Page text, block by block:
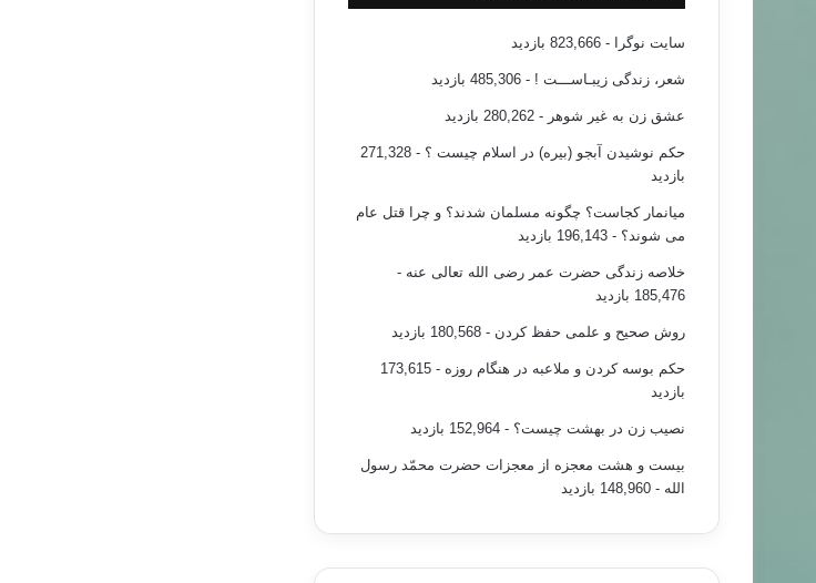
سایت نوگرا - 823,666 بازدید
شعر، زندگی زیبـاســـت ! - 485,306 بازدید
عشق زن به غیر شوهر - 280,262 بازدید
حکم نوشیدن آبجو (بیره) در اسلام چیست ؟
- 271,328
بازدید
میانمار کجاست؟ چگونه مسلمان شدند؟ و چرا قتل عام
می شوند؟ - 196,143 بازدید
خلاصه زندگی حضرت عمر رضی الله تعالی عنه -
185,476 بازدید
روش صحیح و علمی حفظ کردن - 180,568 بازدید
حکم بوسه کردن و ملاعبه در هنگام روزه
- 173,615
بازدید
نصیب زن در بهشت چیست؟ - 152,964 بازدید
بیست و هشت معجزه از معجزات حضرت محمّد رسول
الله - 148,960 بازدید